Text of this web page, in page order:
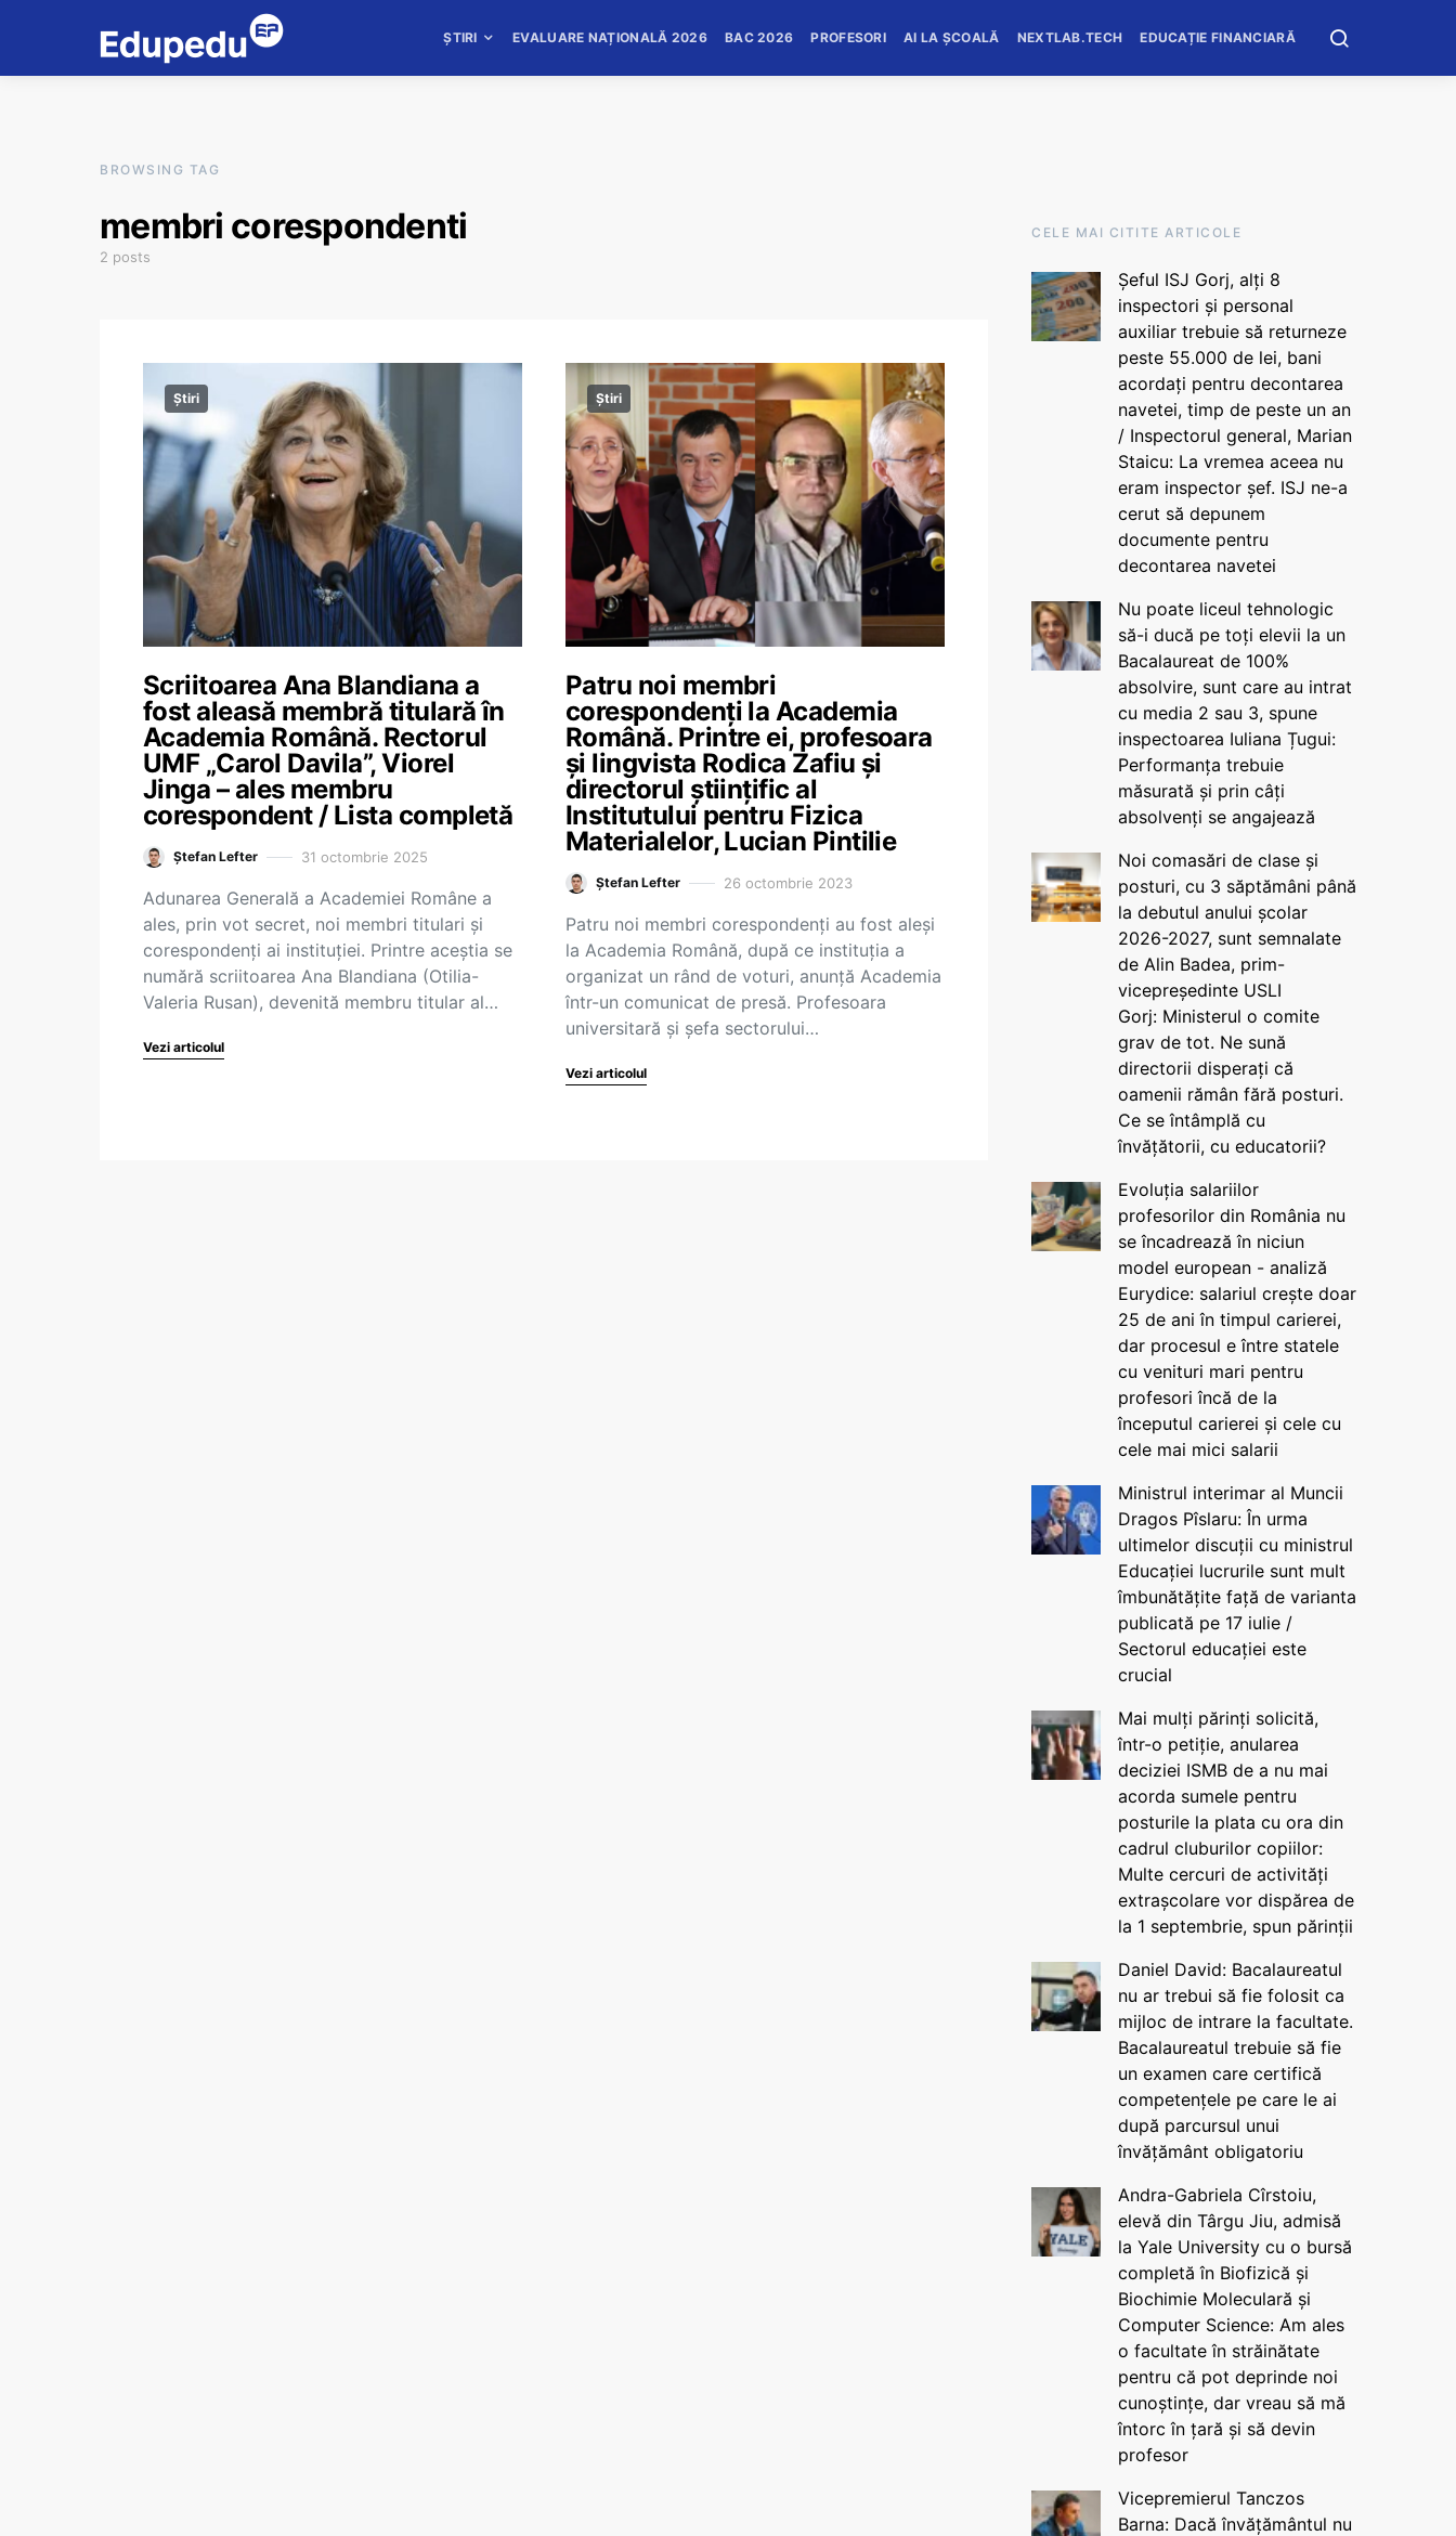
ȘTIRI EVALUARE NAȚIONALĂ 2026 BAC 2026 PROFESORI AI LA ȘCOALĂ NEXTLAB.TECH EDUCAȚIE FINANCIARĂ
BROWSING TAG
membri corespondenti
2 posts
Știri
Scriitoarea Ana Blandiana a
fost aleasă membră titulară în
Academia Română. Rectorul
UMF „Carol Davila”, Viorel
Jinga – ales membru
corespondent / Lista completă
Ștefan Lefter 31 octombrie 2025
Adunarea Generală a Academiei Române a
ales, prin vot secret, noi membri titulari și
corespondenți ai instituției. Printre aceștia se
numără scriitoarea Ana Blandiana (Otilia-
Valeria Rusan), devenită membru titular al…
Vezi articolul
Știri
Patru noi membri
corespondenți la Academia
Română. Printre ei, profesoara
și lingvista Rodica Zafiu și
directorul științific al
Institutului pentru Fizica
Materialelor, Lucian Pintilie
Ștefan Lefter 26 octombrie 2023
Patru noi membri corespondenți au fost aleși
la Academia Română, după ce instituția a
organizat un rând de voturi, anunță Academia
într-un comunicat de presă. Profesoara
universitară și șefa sectorului…
Vezi articolul
CELE MAI CITITE ARTICOLE
Șeful ISJ Gorj, alți 8
inspectori și personal
auxiliar trebuie să returneze
peste 55.000 de lei, bani
acordați pentru decontarea
navetei, timp de peste un an
/ Inspectorul general, Marian
Staicu: La vremea aceea nu
eram inspector șef. ISJ ne-a
cerut să depunem
documente pentru
decontarea navetei
Nu poate liceul tehnologic
să-i ducă pe toți elevii la un
Bacalaureat de 100%
absolvire, sunt care au intrat
cu media 2 sau 3, spune
inspectoarea Iuliana Țugui:
Performanța trebuie
măsurată și prin câți
absolvenți se angajează
Noi comasări de clase și
posturi, cu 3 săptămâni până
la debutul anului școlar
2026-2027, sunt semnalate
de Alin Badea, prim-
vicepreședinte USLI
Gorj: Ministerul o comite
grav de tot. Ne sună
directorii disperați că
oamenii rămân fără posturi.
Ce se întâmplă cu
învățătorii, cu educatorii?
Evoluția salariilor
profesorilor din România nu
se încadrează în niciun
model european - analiză
Eurydice: salariul crește doar
25 de ani în timpul carierei,
dar procesul e între statele
cu venituri mari pentru
profesori încă de la
începutul carierei și cele cu
cele mai mici salarii
Ministrul interimar al Muncii
Dragos Pîslaru: În urma
ultimelor discuții cu ministrul
Educației lucrurile sunt mult
îmbunătățite față de varianta
publicată pe 17 iulie /
Sectorul educației este
crucial
Mai mulți părinți solicită,
într-o petiție, anularea
deciziei ISMB de a nu mai
acorda sumele pentru
posturile la plata cu ora din
cadrul cluburilor copiilor:
Multe cercuri de activități
extrașcolare vor dispărea de
la 1 septembrie, spun părinții
Daniel David: Bacalaureatul
nu ar trebui să fie folosit ca
mijloc de intrare la facultate.
Bacalaureatul trebuie să fie
un examen care certifică
competențele pe care le ai
după parcursul unui
învățământ obligatoriu
Andra-Gabriela Cîrstoiu,
elevă din Târgu Jiu, admisă
la Yale University cu o bursă
completă în Biofizică și
Biochimie Moleculară și
Computer Science: Am ales
o facultate în străinătate
pentru că pot deprinde noi
cunoștințe, dar vreau să mă
întorc în țară și să devin
profesor
Vicepremierul Tanczos
Barna: Dacă învățământul nu